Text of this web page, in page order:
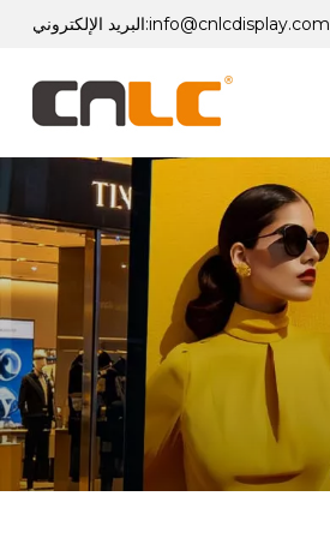
البريد الإلكتروني:info@cnlcdisplay.com